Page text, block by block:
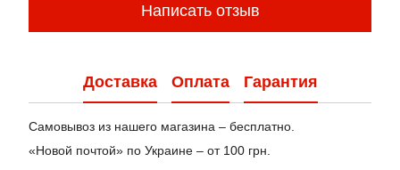
Написать отзыв
Доставка Оплата Гарантия
Самовывоз из нашего магазина – бесплатно.
«Новой почтой» по Украине – от 100 грн.